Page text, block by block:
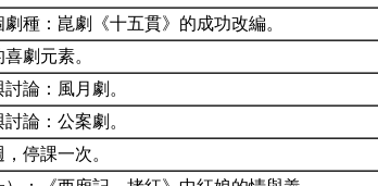
種：崑劇《十五貫》的成功改編。
喜劇元素。
論：風月劇。
論：公案劇。
停課一次。